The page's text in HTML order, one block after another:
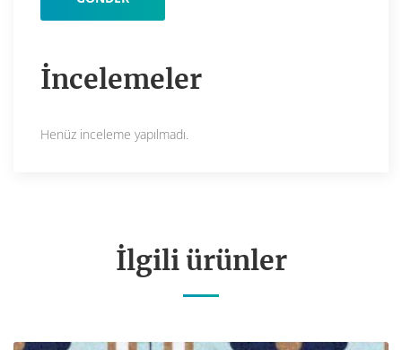
İncelemeler
Henüz inceleme yapılmadı.
İlgili ürünler